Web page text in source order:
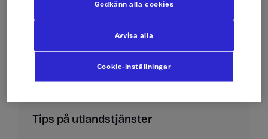
Ta emot mms 10 kr/st
Tips på utlandstjänster
Cookie-inställningar
Avvisa alla
Godkänn alla cookies